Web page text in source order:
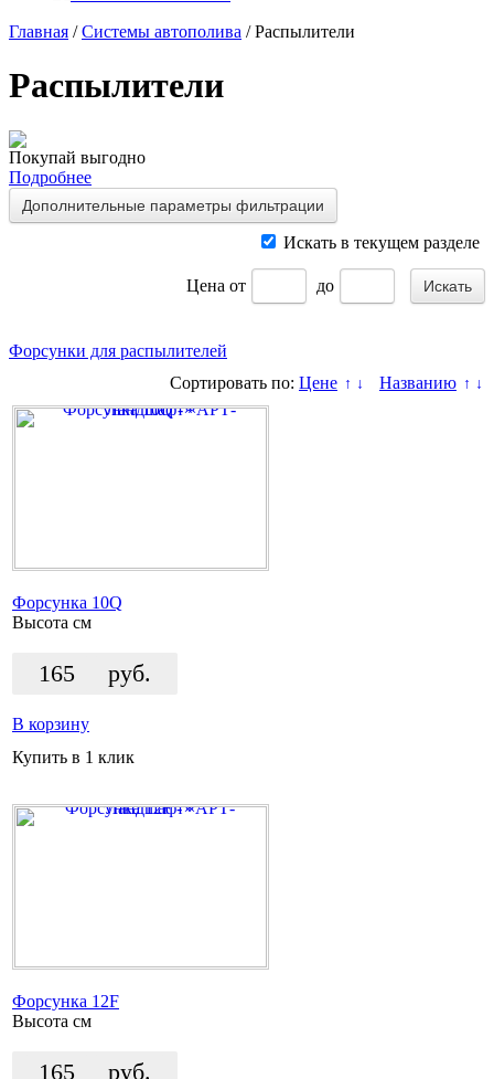
Главная /Системы автополива / Распылители
Распылители
Покупай выгодно
Подробнее
Дополнительные параметры фильтрации
Искать в текущем разделе
Цена от до
Форсунки для распылителей
Сортировать по: Цене ↑ ↓ Названию ↑ ↓
Форсунка 10Q
Высота см
165 руб.
В корзину
Купить в 1 клик
Форсунка 12F
Высота см
165 руб.